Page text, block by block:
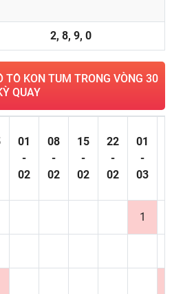
2, 8, 9, 0
TÔ KON TUM TRONG VÒNG 30
QUAY
01
-
02
08
-
02
15
-
02
22
-
02
01
-
03
1